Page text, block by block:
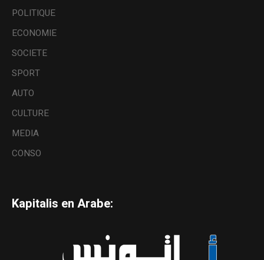
POLITIQUE
ECONOMIE
SOCIETE
SPORT
AUTO
CULTURE
MEDIA
CONSO
Kapitalis en Arabe: